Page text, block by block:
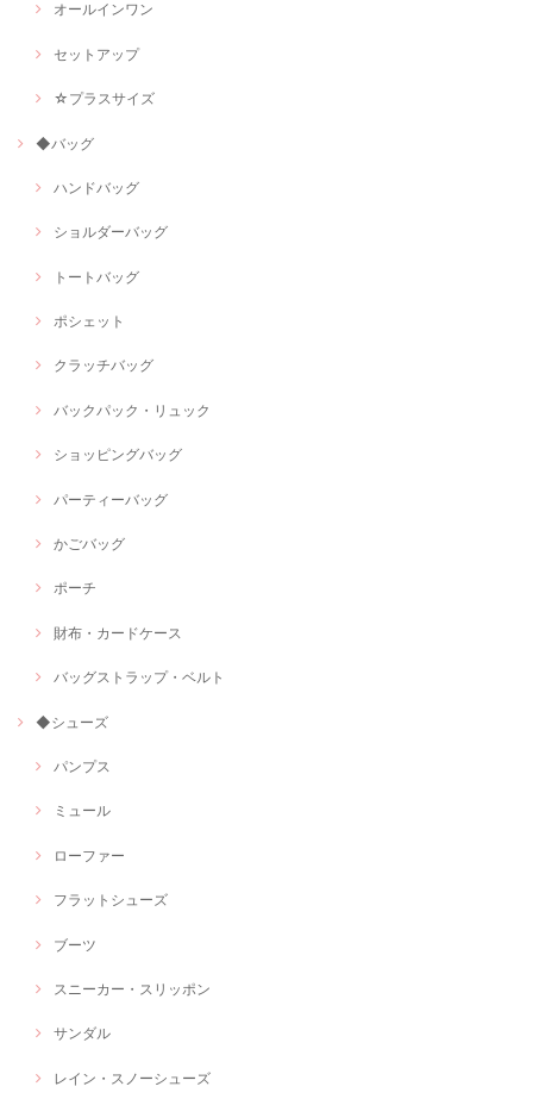
オールインワン
セットアップ
☆プラスサイズ
◆バッグ
ハンドバッグ
ショルダーバッグ
トートバッグ
ポシェット
クラッチバッグ
バックパック・リュック
ショッピングバッグ
パーティーバッグ
かごバッグ
ポーチ
財布・カードケース
バッグストラップ・ベルト
◆シューズ
パンプス
ミュール
ローファー
フラットシューズ
ブーツ
スニーカー・スリッポン
サンダル
レイン・スノーシューズ